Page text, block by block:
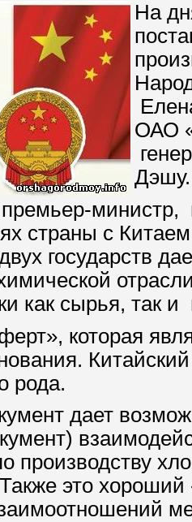
На
ОАО
министр,
страны с
государств
как сырья, так и
которая
рода.
дает
производству
это хороший